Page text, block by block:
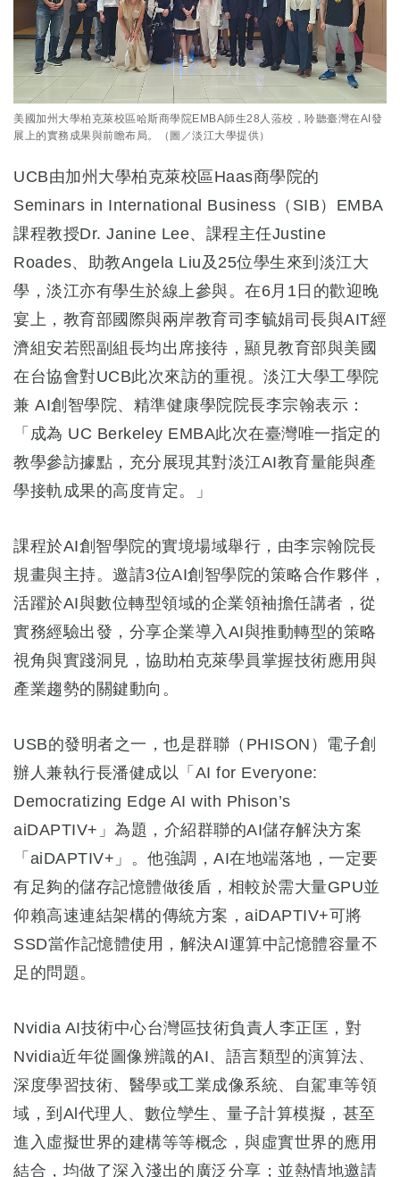
美國加州大學柏克萊校區哈斯商學院EMBA師生28人蒞校，聆聽臺灣在AI發
展上的實務成果與前瞻布局。（圖／淡江大學提供）
UCB由加州大學柏克萊校區Haas商學院的
Seminars in International Business（SIB）EMBA
課程教授Dr. Janine Lee、課程主任Justine
Roades、助教Angela Liu及25位學生來到淡江大
學，淡江亦有學生於線上參與。在6月1日的歡迎晚
宴上，教育部國際與兩岸教育司李毓娟司長與AIT經
濟組安若熙副組長均出席接待，顯見教育部與美國
在台協會對UCB此次來訪的重視。淡江大學工學院
兼 AI創智學院、精準健康學院院長李宗翰表示：
「成為 UC Berkeley EMBA此次在臺灣唯一指定的
教學參訪據點，充分展現其對淡江AI教育量能與產
學接軌成果的高度肯定。」
課程於AI創智學院的實境場域舉行，由李宗翰院長
規畫與主持。邀請3位AI創智學院的策略合作夥伴，
活躍於AI與數位轉型領域的企業領袖擔任講者，從
實務經驗出發，分享企業導入AI與推動轉型的策略
視角與實踐洞見，協助柏克萊學員掌握技術應用與
產業趨勢的關鍵動向。
USB的發明者之一，也是群聯（PHISON）電子創
辦人兼執行長潘健成以「AI for Everyone:
Democratizing Edge AI with Phison’s
aiDAPTIV+」為題，介紹群聯的AI儲存解決方案
「aiDAPTIV+」。他強調，AI在地端落地，一定要
有足夠的儲存記憶體做後盾，相較於需大量GPU並
仰賴高速連結架構的傳統方案，aiDAPTIV+可將
SSD當作記憶體使用，解決AI運算中記憶體容量不
足的問題。
Nvidia AI技術中心台灣區技術負責人李正匡，對
Nvidia近年從圖像辨識的AI、語言類型的演算法、
深度學習技術、醫學或工業成像系統、自駕車等領
域，到Al代理人、數位孿生、量子計算模擬，甚至
進入虛擬世界的建構等等概念，與虛實世界的應用
結合，均做了深入淺出的廣泛分享；並熱情地邀請